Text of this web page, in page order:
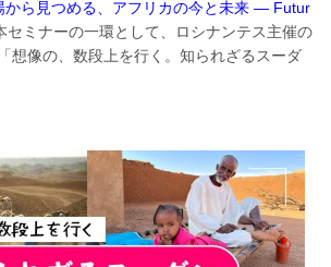
から見つめる、アフリカの今と未来 — Futur
セミナーの一環として、ロシナンテス主催の
想像の、数段上を行く。知られざるスーダ